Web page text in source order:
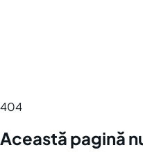
404
Această pagină